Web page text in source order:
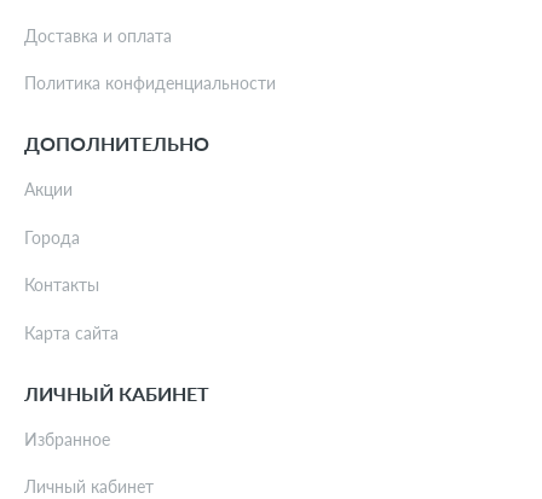
Доставка и оплата
Политика конфиденциальности
ДОПОЛНИТЕЛЬНО
Акции
Города
Контакты
Карта сайта
ЛИЧНЫЙ КАБИНЕТ
Избранное
Личный кабинет